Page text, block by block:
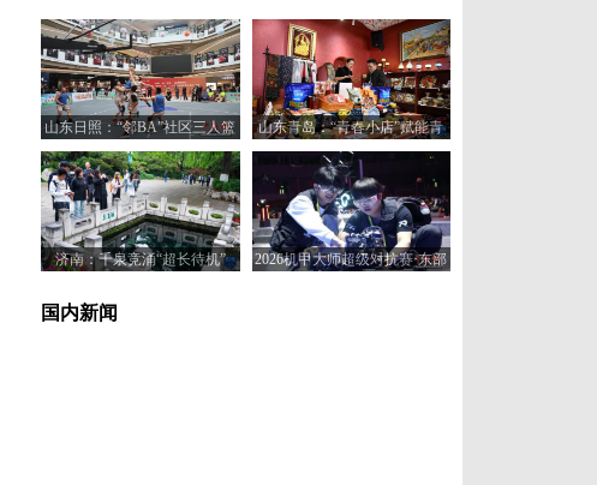
山东日照：“邻BA”社区三人篮
球赛火热开打
山东青岛：“青春小店”赋能青
年创业新活力
济南：千泉竞涌“超长待机”
2026机甲大师超级对抗赛·东部
国内新闻